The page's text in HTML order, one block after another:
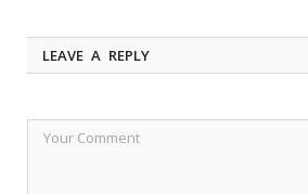
LEAVE A REPLY